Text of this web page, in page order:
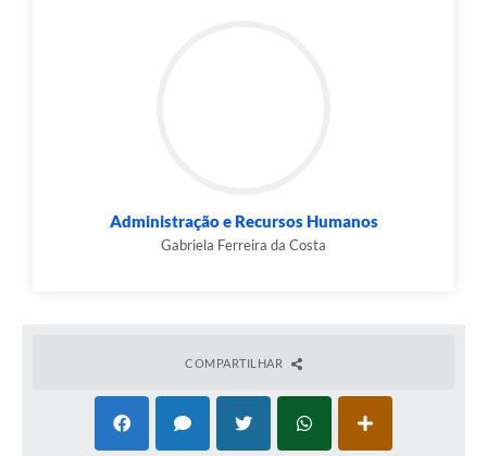
Administração e Recursos Humanos
Gabriela Ferreira da Costa
COMPARTILHAR